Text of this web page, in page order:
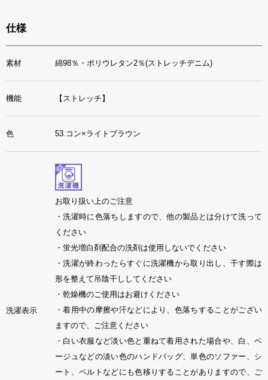
仕様
素材 綿98％・ポリウレタン2％(ストレッチデニム)
機能 【ストレッチ】
色 53.コン×ライトブラウン
洗濯表示
お取り扱い上のご注意
・洗濯時に色落ちしますので、他の製品とは分けて洗って
ください
・蛍光増白剤配合の洗剤は使用しないでください
・洗濯が終わったらすぐに洗濯機から取り出し、干す際は
形を整えて吊陰干ししてください
・乾燥機のご使用はお避けください
・着用中の摩擦や汗などにより、色落ちすることがござい
ますので、ご注意ください
・白い衣服など淡い色と重ねて着用された場合や、白、ベ
ージュなどの淡い色のハンドバッグ、単色のソファー、シ
ート、ベルトなどにも色移りすることがありますので、ご